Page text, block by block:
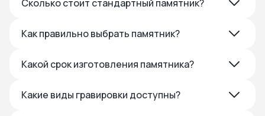
Сколько стоит стандартный памятник?
Как правильно выбрать памятник?
Какой срок изготовления памятника?
Какие виды гравировки доступны?